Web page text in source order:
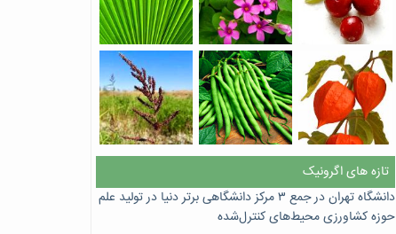
تازه های اگرونیک
دانشگاه تهران در جمع ۳ مرکز دانشگاهی برتر دنیا در تولید علم
حوزه کشاورزی محیط‌های کنترل‌شده